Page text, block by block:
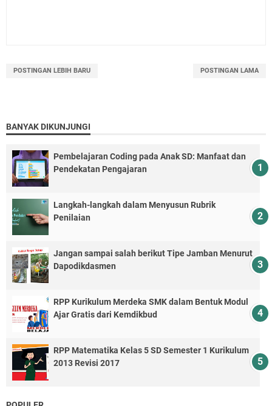
POSTINGAN LEBIH BARU POSTINGAN LAMA
BANYAK DIKUNJUNGI
Pembelajaran Coding pada Anak SD: Manfaat dan
Pendekatan Pengajaran
Langkah-langkah dalam Menyusun Rubrik
Penilaian
Jangan sampai salah berikut Tipe Jamban Menurut
Dapodikdasmen
RPP Kurikulum Merdeka SMK dalam Bentuk Modul
Ajar Gratis dari Kemdikbud
RPP Matematika Kelas 5 SD Semester 1 Kurikulum
2013 Revisi 2017